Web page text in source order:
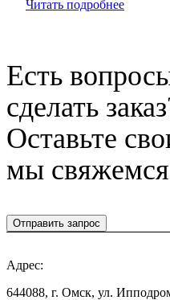
Читать подробнее
Есть
сделать
Оставьте
мы
Отправить запрос
Адрес:
644088, г. Омск, ул.